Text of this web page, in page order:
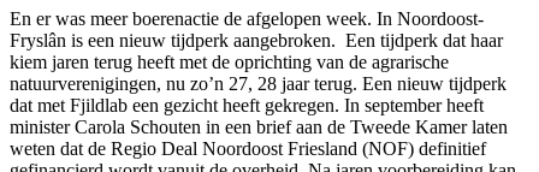
En er was meer boerenactie de afgelopen week. In Noordoost-
Fryslân is een nieuw tijdperk aangebroken. Een tijdperk dat haar
kiem jaren terug heeft met de oprichting van de agrarische
natuurverenigingen, nu zo’n 27, 28 jaar terug. Een nieuw tijdperk
dat met Fjildlab een gezicht heeft gekregen. In september heeft
minister Carola Schouten in een brief aan de Tweede Kamer laten
weten dat de Regio Deal Noordoost Friesland (NOF) definitief